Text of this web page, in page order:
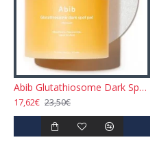
Abib Glutathiosome Dark Spot Pads - Vita Touch 60pcs
17,62€ 23,50€